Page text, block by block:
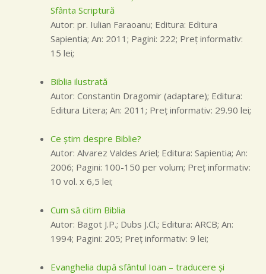
Sfânta Scriptură
Autor: pr. Iulian Faraoanu; Editura: Editura
Sapientia; An: 2011; Pagini: 222; Preţ informativ:
15 lei;
Biblia ilustrată
Autor: Constantin Dragomir (adaptare); Editura:
Editura Litera; An: 2011; Preţ informativ: 29.90 lei;
Ce ştim despre Biblie?
Autor: Alvarez Valdes Ariel; Editura: Sapientia; An:
2006; Pagini: 100-150 per volum; Preţ informativ:
10 vol. x 6,5 lei;
Cum să citim Biblia
Autor: Bagot J.P.; Dubs J.Cl.; Editura: ARCB; An:
1994; Pagini: 205; Preţ informativ: 9 lei;
Evanghelia după sfântul Ioan – traducere și